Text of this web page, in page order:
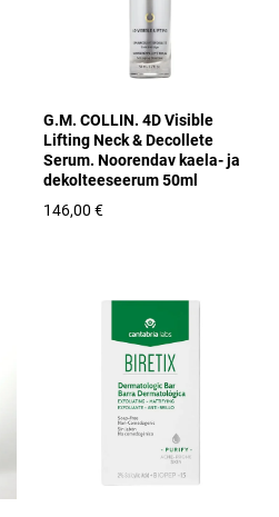
G.M. COLLIN. 4D Visible
Lifting Neck & Decollete
Serum. Noorendav kaela- ja
dekolteeseeru m 50ml
146,00 €